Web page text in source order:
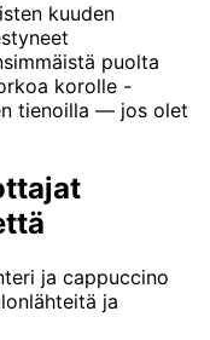
kuuden
puolta
korolle -
tienoilla — jos olet
ja cappuccino
ja